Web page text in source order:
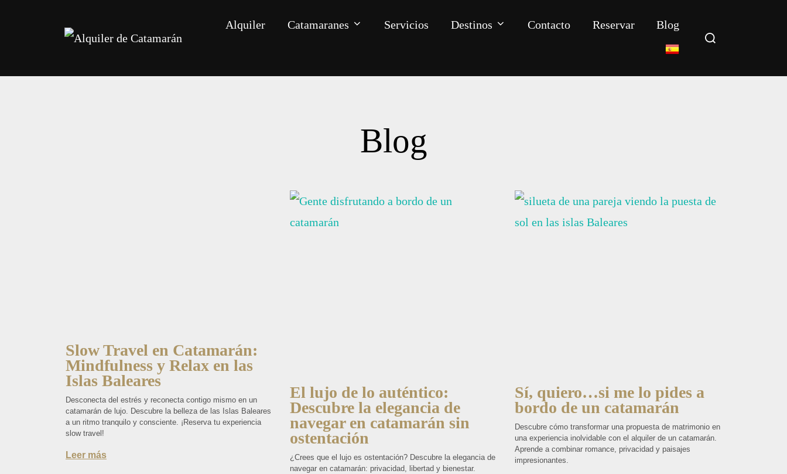
Alquiler Catamaranes Servicios Destinos Contacto Reservar Blog
Blog
Slow Travel en Catamarán:
Mindfulness y Relax en las
Islas Baleares
Desconecta del estrés y reconecta contigo mismo en un
catamarán de lujo. Descubre la belleza de las Islas Baleares
a un ritmo tranquilo y consciente. ¡Reserva tu experiencia
slow travel!
Leer más
El lujo de lo auténtico:
Descubre la elegancia de
navegar en catamarán sin
ostentación
¿Crees que el lujo es ostentación? Descubre la elegancia de
navegar en catamarán: privacidad, libertad y bienestar.
Sí, quiero…si me lo pides a
bordo de un catamarán
Descubre cómo transformar una propuesta de matrimonio en
una experiencia inolvidable con el alquiler de un catamarán.
Aprende a combinar romance, privacidad y paisajes
impresionantes.